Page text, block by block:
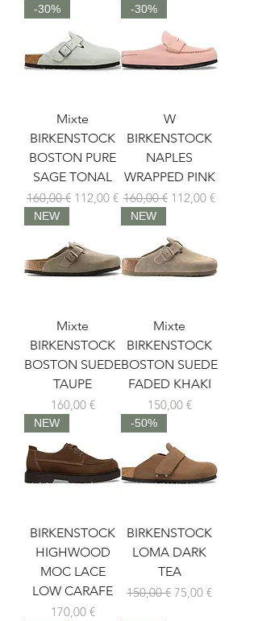
-30%
Mixte
BIRKENSTOCK
BOSTON PURE
SAGE TONAL
Prix original
160,00 € Prix promotionnel
112,00 €
-30%
W
BIRKENSTOCK
NAPLES
WRAPPED PINK
Prix original
160,00 € Prix
112,00 €
NEW
Mixte
BIRKENSTOCK
BOSTON SUEDE
TAUPE
Prix
160,00 €
NEW
Mixte
BIRKENSTOCK
BOSTON SUEDE
FADED KHAKI
Prix
150,00 €
NEW
BIRKENSTOCK
HIGHWOOD
MOC LACE
LOW CARAFE
Prix
170,00 €
-50%
BIRKENSTOCK
LOMA DARK
TEA
Prix original
150,00 € Prix
75,00 €